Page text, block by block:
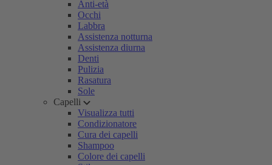
Anti-età
Occhi
Labbra
Assistenza notturna
Assistenza diurna
Denti
Pulizia
Rasatura
Sole
Capelli
Visualizza tutti
Condizionatore
Cura dei capelli
Shampoo
Colore dei capelli